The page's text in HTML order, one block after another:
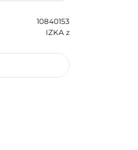
10840153
IZKA z